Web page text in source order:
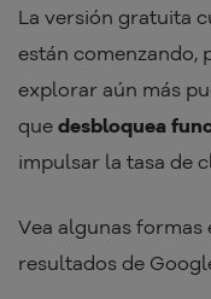
La versión gratuita
están comenzando,
explorar aún más
que desbloquea
impulsar la tasa de
Vea algunas
resultados de